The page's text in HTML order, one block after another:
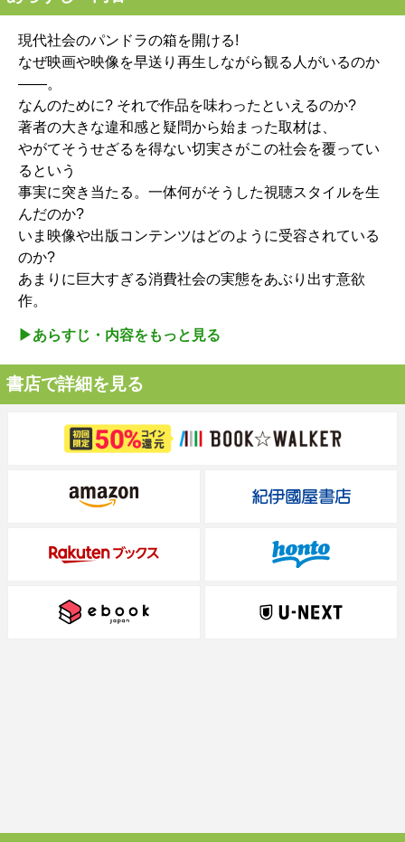
現代社会のパンドラの箱を開ける!
なぜ映画や映像を早送り再生しながら観る人がいるのか
――。
なんのために? それで作品を味わったといえるのか?
著者の大きな違和感と疑問から始まった取材は、
やがてそうせざるを得ない切実さがこの社会を覆ってい
るという
事実に突き当たる。一体何がそうした視聴スタイルを生
んだのか?
いま映像や出版コンテンツはどのように受容されている
のか?
あまりに巨大すぎる消費社会の実態をあぶり出す意欲
作。
▶︎あらすじ・内容をもっと見る
書店で詳細を見る